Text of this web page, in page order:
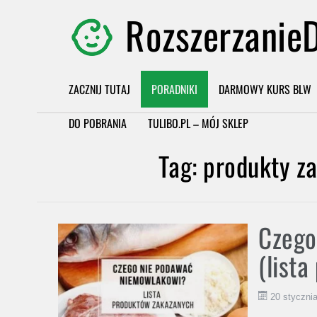
ZACZNIJ TUTAJ PORADNIKI DARMOWY KURS BLW
DO POBRANIA
TULIBO.PL – MÓJ SKLEP
Tag: produkty
(lista
20